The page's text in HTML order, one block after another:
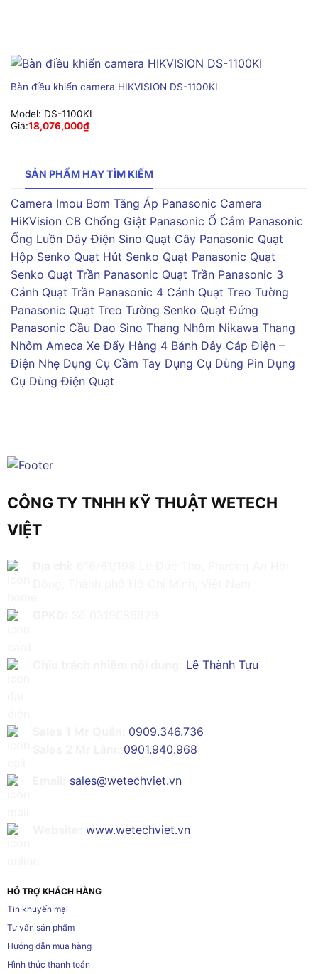
Bàn điều khiển camera HIKVISION DS-1100KI
Model: DS-1100KI
Giá:18,076,000₫
SẢN PHẨM HAY TÌM KIẾM
Camera Imou Bơm Tăng Áp Panasonic Camera
HiKVision CB Chống Giật Panasonic Ổ Cắm Panasonic
Ống Luồn Dây Điện Sino Quạt Cây Panasonic Quạt
Hộp Senko Quạt Hút Senko Quạt Panasonic Quạt
Senko Quạt Trần Panasonic Quạt Trần Panasonic 3
Cánh Quạt Trần Panasonic 4 Cánh Quạt Treo Tường
Panasonic Quạt Treo Tường Senko Quạt Đứng
Panasonic Cầu Dao Sino Thang Nhôm Nikawa Thang
Nhôm Ameca Xe Đẩy Hàng 4 Bánh Dây Cáp Điện –
Điện Nhẹ Dụng Cụ Cầm Tay Dụng Cụ Dùng Pin Dụng
Cụ Dùng Điện Quạt
CÔNG TY TNHH KỸ THUẬT WETECH
VIỆT
Lê Thành Tựu
0909.346.736
0901.940.968
sales@wetechviet.vn
www.wetechviet.vn
HỖ TRỢ KHÁCH HÀNG
Tin khuyến mại
Tư vấn sản phẩm
Hướng dẫn mua hàng
Hình thức thanh toán